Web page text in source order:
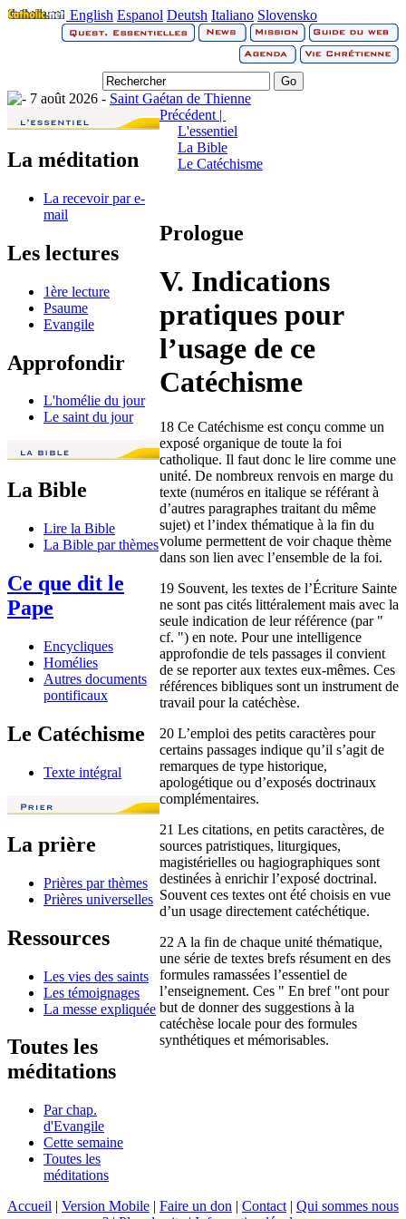
English Espanol Deutsh Italiano Slovensko
7 août 2026 - Saint Gaétan de Thienne
La méditation
La recevoir par e-
mail
Les lectures
1ère lecture
Psaume
Evangile
Approfondir
L'homélie du jour
Le saint du jour
La Bible
Lire la Bible
La Bible par thèmes
Ce que dit le
Pape
Encycliques
Homélies
Autres documents
pontificaux
Le Catéchisme
Texte intégral
La prière
Prières par thèmes
Prières universelles
Ressources
Les vies des saints
Les témoignages
La messe expliquée
Toutes les
méditations
Par chap.
d'Evangile
Cette semaine
Toutes les
méditations
Précédent |
L'essentiel
La Bible
Le Catéchisme
Prologue
V. Indications
pratiques pour
l’usage de ce
Catéchisme
18 Ce Catéchisme est conçu comme un
exposé organique de toute la foi
catholique. Il faut donc le lire comme une
unité. De nombreux renvois en marge du
texte (numéros en italique se référant à
d’autres paragraphes traitant du même
sujet) et l’index thématique à la fin du
volume permettent de voir chaque thème
dans son lien avec l’ensemble de la foi.
19 Souvent, les textes de l’Écriture Sainte
ne sont pas cités littéralement mais avec la
seule indication de leur référence (par "
cf. ") en note. Pour une intelligence
approfondie de tels passages il convient
de se reporter aux textes eux-mêmes. Ces
références bibliques sont un instrument de
travail pour la catéchèse.
20 L’emploi des petits caractères pour
certains passages indique qu’il s’agit de
remarques de type historique,
apologétique ou d’exposés doctrinaux
complémentaires.
21 Les citations, en petits caractères, de
sources patristiques, liturgiques,
magistérielles ou hagiographiques sont
destinées à enrichir l’exposé doctrinal.
Souvent ces textes ont été choisis en vue
d’un usage directement catéchétique.
22 A la fin de chaque unité thématique,
une série de textes brefs résument en des
formules ramassées l’essentiel de
l’enseignement. Ces " En bref "ont pour
but de donner des suggestions à la
catéchèse locale pour des formules
synthétiques et mémorisables.
Accueil | Version Mobile | Faire un don | Contact | Qui sommes nous